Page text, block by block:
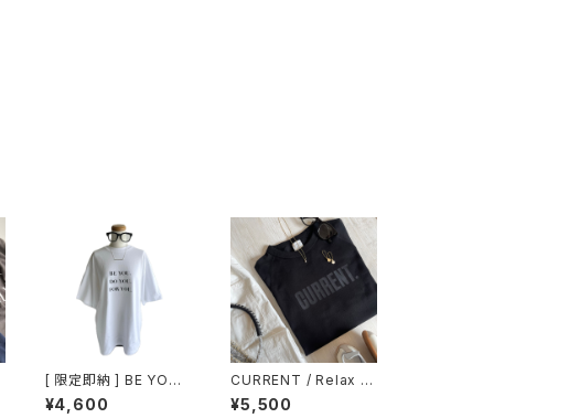
[ 限定即納 ] BE YOU /
Over Size Tee / Whi
te
¥4,600
CURRENT / Relax R
aglan sleeve / 7分袖
Tシャツ / BLACK
¥5,500